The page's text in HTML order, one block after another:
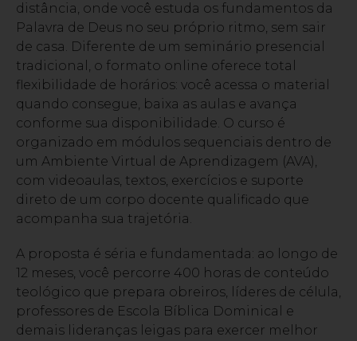
distância, onde você estuda os fundamentos da
Palavra de Deus no seu próprio ritmo, sem sair
de casa. Diferente de um seminário presencial
tradicional, o formato online oferece total
flexibilidade de horários: você acessa o material
quando consegue, baixa as aulas e avança
conforme sua disponibilidade. O curso é
organizado em módulos sequenciais dentro de
um Ambiente Virtual de Aprendizagem (AVA),
com videoaulas, textos, exercícios e suporte
direto de um corpo docente qualificado que
acompanha sua trajetória.
A proposta é séria e fundamentada: ao longo de
12 meses, você percorre 400 horas de conteúdo
teológico que prepara obreiros, líderes de célula,
professores de Escola Bíblica Dominical e
demais lideranças leigas para exercer melhor